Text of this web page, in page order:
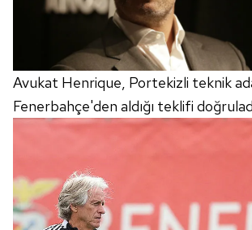
Avukat Henrique, Portekizli teknik
Fenerbahçe'den aldığı teklifi